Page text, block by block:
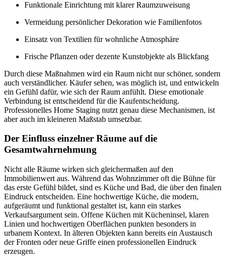
Funktionale Einrichtung mit klarer Raumzuweisung
Vermeidung persönlicher Dekoration wie Familienfotos
Einsatz von Textilien für wohnliche Atmosphäre
Frische Pflanzen oder dezente Kunstobjekte als Blickfang
Durch diese Maßnahmen wird ein Raum nicht nur schöner, sondern
auch verständlicher. Käufer sehen, was möglich ist, und entwickeln
ein Gefühl dafür, wie sich der Raum anfühlt. Diese emotionale
Verbindung ist entscheidend für die Kaufentscheidung.
Professionelles Home Staging nutzt genau diese Mechanismen, ist
aber auch im kleineren Maßstab umsetzbar.
Der Einfluss einzelner Räume auf die
Gesamtwahrnehmung
Nicht alle Räume wirken sich gleichermaßen auf den
Immobilienwert aus. Während das Wohnzimmer oft die Bühne für
das erste Gefühl bildet, sind es Küche und Bad, die über den finalen
Eindruck entscheiden. Eine hochwertige Küche, die modern,
aufgeräumt und funktional gestaltet ist, kann ein starkes
Verkaufsargument sein. Offene Küchen mit Kücheninsel, klaren
Linien und hochwertigen Oberflächen punkten besonders in
urbanem Kontext. In älteren Objekten kann bereits ein Austausch
der Fronten oder neue Griffe einen professionellen Eindruck
erzeugen.